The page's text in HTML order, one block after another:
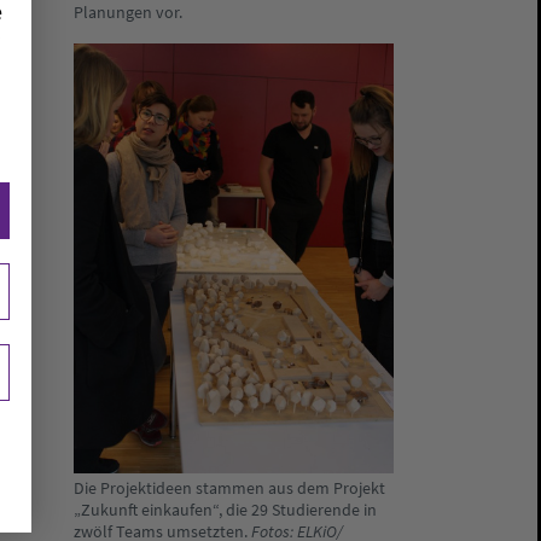
Planungen vor.
Die Projektideen stammen aus dem Projekt
„Zukunft einkaufen“, die 29 Studierende in
zwölf Teams umsetzten.Fotos: ELKiO/